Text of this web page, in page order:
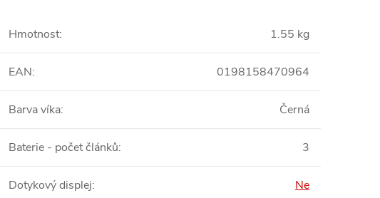
Hmotnost: 1.55 kg
EAN: 0198158470964
Barva víka: Černá
Baterie - počet článků: 3
Dotykový displej: Ne